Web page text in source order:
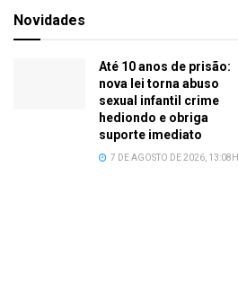
Novidades
Até 10 anos de prisão:
nova lei torna abuso
sexual infantil crime
hediondo e obriga
suporte imediato
7 DE AGOSTO DE 2026, 13:08H